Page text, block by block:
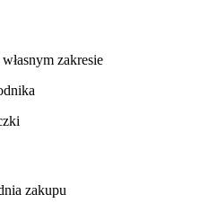
zakresie
zakupu